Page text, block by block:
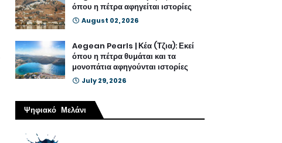
όπου η πέτρα αφηγείται ιστορίες
August 02, 2026
Aegean Pearls | Κέα (Τζια): Εκεί
όπου η πέτρα θυμάται και τα
μονοπάτια αφηγούνται ιστορίες
July 29, 2026
Ψηφιακό Μελάνι